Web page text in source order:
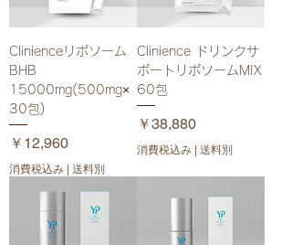
Clinienceリポソーム
BHB
15000mg(500mg×
30包)
価格
￥12,960
消費税込み 送料別
Clinience ドリンクサ
ポートリポソームMIX
60包
価格
￥38,880
消費税込み 送料別